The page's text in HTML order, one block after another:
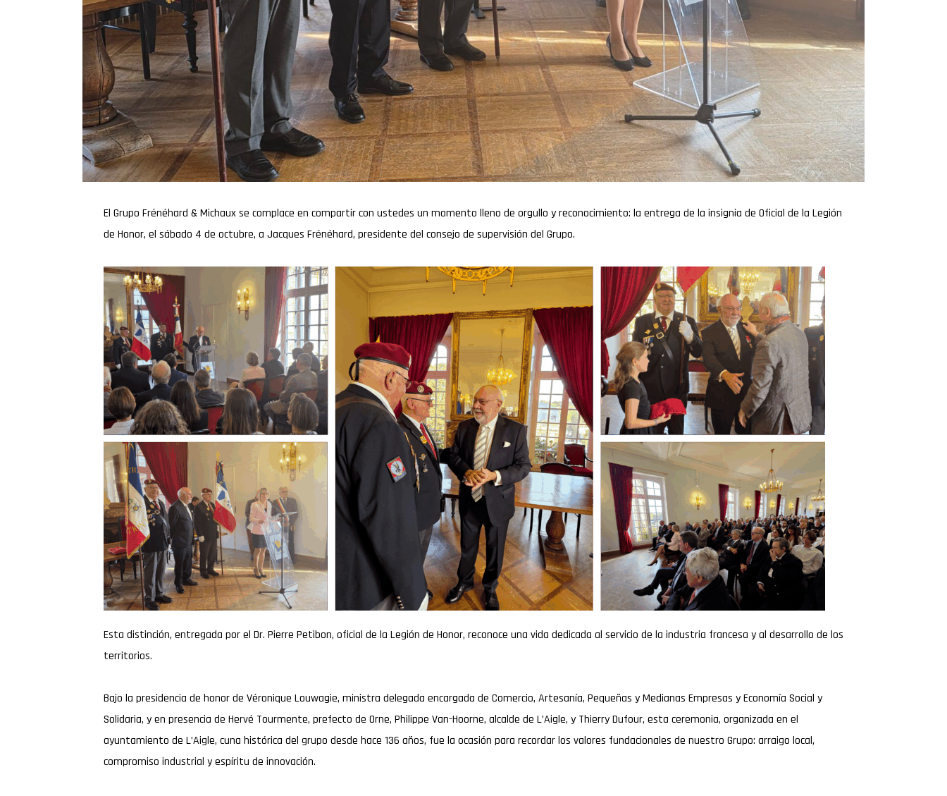
El Grupo Frénéhard & Michaux se complace en compartir con ustedes un momento lleno de orgullo y reconocimiento: la entrega de la insignia de Oficial de la Legión
de Honor, el sábado 4 de octubre, a Jacques Frénéhard, presidente del consejo de supervisión del Grupo.
Esta distinción, entregada por el Dr. Pierre Petibon, oficial de la Legión de Honor, reconoce una vida dedicada al servicio de la industria francesa y al desarrollo de los
territorios.
Bajo la presidencia de honor de Véronique Louwagie, ministra delegada encargada de Comercio, Artesanía, Pequeñas y Medianas Empresas y Economía Social y
Solidaria, y en presencia de Hervé Tourmente, prefecto de Orne, Philippe Van-Hoorne, alcalde de L’Aigle, y Thierry Dufour, esta ceremonia, organizada en el
ayuntamiento de L’Aigle, cuna histórica del grupo desde hace 136 años, fue la ocasión para recordar los valores fundacionales de nuestro Grupo: arraigo local,
compromiso industrial y espíritu de innovación.